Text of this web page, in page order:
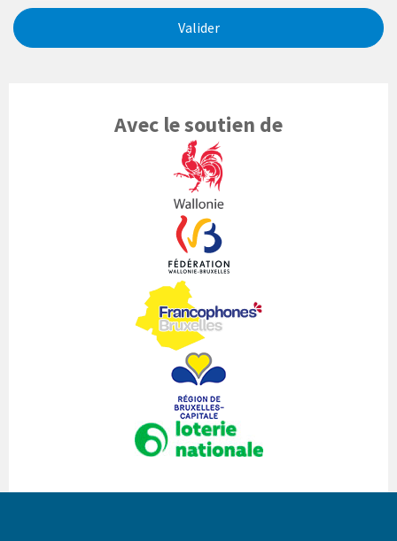
Valider
Avec le soutien de